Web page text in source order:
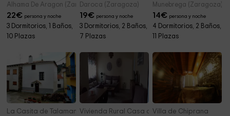
Alhama De Aragon (Zaragoza)
22€ persona y noche
3 Dormitorios, 1 Baños,
10 Plazas
Daroca (Zaragoza)
19€ persona y noche
3 Dormitorios, 2 Baños,
7 Plazas
Munebrega (Zaragoza)
14€ persona y noche
4 Dormitorios, 2 Baños,
11 Plazas
La Casita de TalamantesVivienda Rural Casa del Médico
Villa de Chiprana